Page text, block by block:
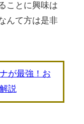
ことに興味は
んて方は是非
が最強！お
説